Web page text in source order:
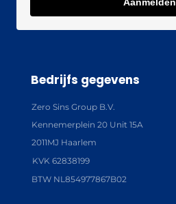
Bedrijfs gegevens
Zero Sins Group B.V.
Kennemerplein 20 Unit 15A
2011MJ Haarlem
KVK 62838199
BTW NL854977867B02